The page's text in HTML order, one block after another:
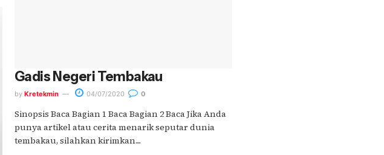
Gadis Negeri Tembakau
by Kretekmin 04/07/2020 0
Sinopsis Baca Bagian 1 Baca Bagian 2 Baca Jika Anda
punya artikel atau cerita menarik seputar dunia
tembakau, silahkan kirimkan....